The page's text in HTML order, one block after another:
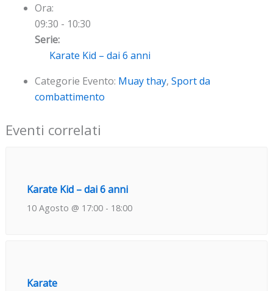
Ora:
09:30 - 10:30
Serie:
Karate Kid – dai 6 anni
Categorie Evento: Muay thay, Sport da
combattimento
Eventi correlati
Karate Kid – dai 6 anni
10 Agosto @ 17:00- 18:00
Karate